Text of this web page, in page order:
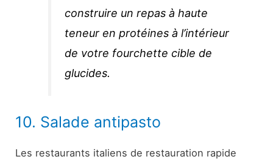
construire un repas à haute
teneur en protéines à l’intérieur
de votre fourchette cible de
glucides.
10. Salade antipasto
Les restaurants italiens de restauration rapide